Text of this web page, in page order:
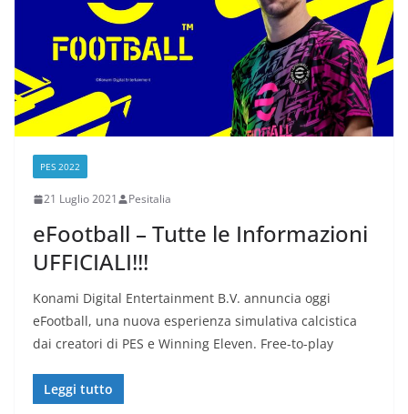
PES 2022
21 Luglio 2021 Pesitalia
eFootball – Tutte le Informazioni
UFFICIALI!!!
Konami Digital Entertainment B.V. annuncia oggi
eFootball, una nuova esperienza simulativa calcistica
dai creatori di PES e Winning Eleven. Free-to-play
Leggi tutto